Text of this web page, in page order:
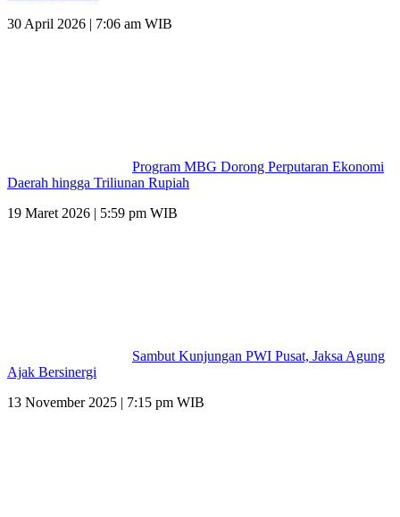
30 April 2026 | 7:06 am WIB
Program MBG Dorong Perputaran Ekonomi
Daerah hingga Triliunan Rupiah
19 Maret 2026 | 5:59 pm WIB
Sambut Kunjungan PWI Pusat, Jaksa Agung
Ajak Bersinergi
13 November 2025 | 7:15 pm WIB